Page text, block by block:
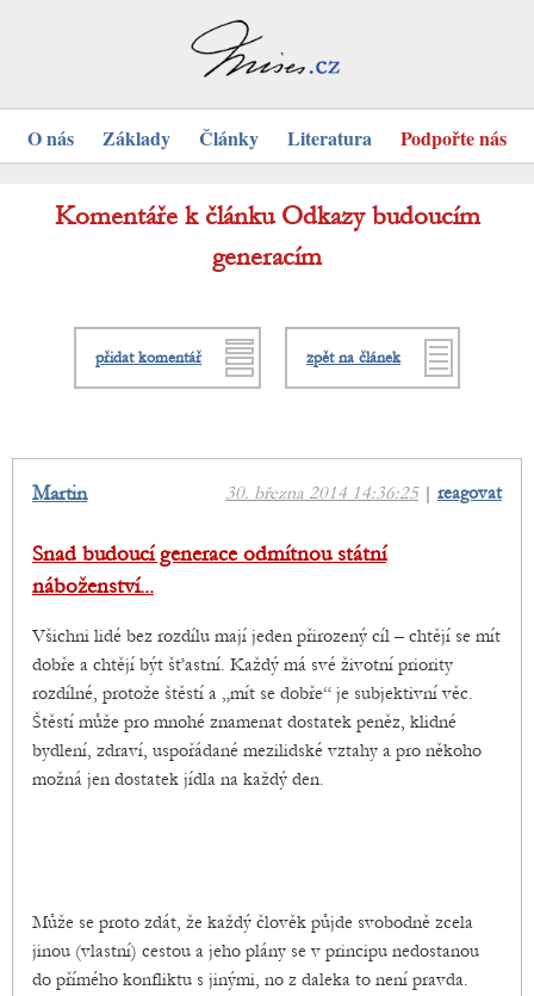
O nás Základy Články Literatura Podpořte nás
Komentáře k článku Odkazy budoucím
generacím
přidat komentář zpět na článek
30. března 2014 14:36:25| reagovat
Martin
Snad budoucí generace odmítnou státní
náboženství...
Všichni lidé bez rozdílu mají jeden přirozený cíl – chtějí se mít
dobře a chtějí být šťastní. Každý má své životní priority
rozdílné, protože štěstí a „mít se dobře“ je subjektivní věc.
Štěstí může pro mnohé znamenat dostatek peněz, klidné
bydlení, zdraví, uspořádané mezilidské vztahy a pro někoho
možná jen dostatek jídla na každý den.
Může se proto zdát, že každý člověk půjde svobodně zcela
jinou (vlastní) cestou a jeho plány se v principu nedostanou
do přímého konfliktu s jinými, no z daleka to není pravda.